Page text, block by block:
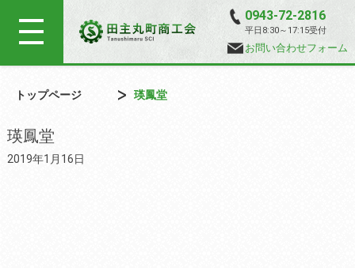
0943-72-2816
平日8:30～17:15受付
お問い合わせフォーム
トップページ 瑛鳳堂
瑛鳳堂
2019年1月16日